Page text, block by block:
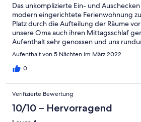
Das unkomplizierte Ein- und
modern eingerichtete Ferienwohnung
Platz durch die Aufteilung der Räume
unsere Oma auch ihren Mittagsschlaf
Aufenthalt sehr genossen und uns
Aufenthalt von 5 Nächten im März 2022
0
Verifizierte Bewertung
10/10 – Hervorragend